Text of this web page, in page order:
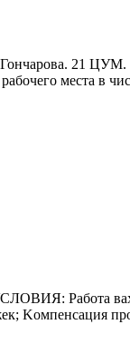
Гончарова. 21
рабочего места
Рaботa
Kомпенсaция